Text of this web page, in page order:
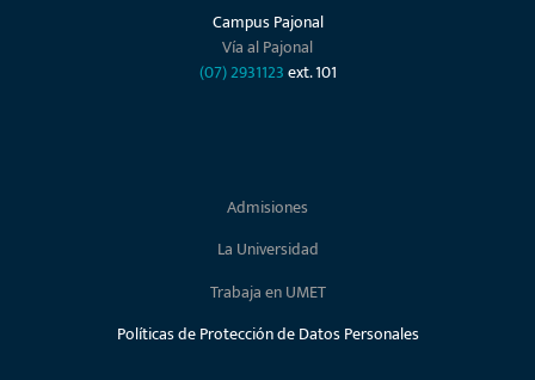
Campus Pajonal
Vía al Pajonal
(07) 2931123ext. 101
Admisiones
La Universidad
Trabaja en UMET
Políticas de Protección de Datos Personales